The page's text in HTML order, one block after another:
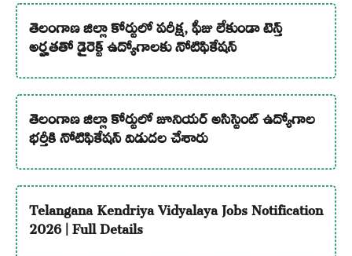
తెలంగాణ జిల్లా కోర్టులో పరీక్ష, ఫీజు లేకుండా టెన్త్
అర్హతతో డైరెక్ట్ ఉద్యోగాలకు నోటిఫికేషన్
తెలంగాణ జిల్లా కోర్టులో జూనియర్ అసిస్టెంట్ ఉద్యోగాల
భర్తీకి నోటిఫికేషన్ విడుదల చేశారు
Telangana Kendriya Vidyalaya Jobs Notification
2026 | Full Details